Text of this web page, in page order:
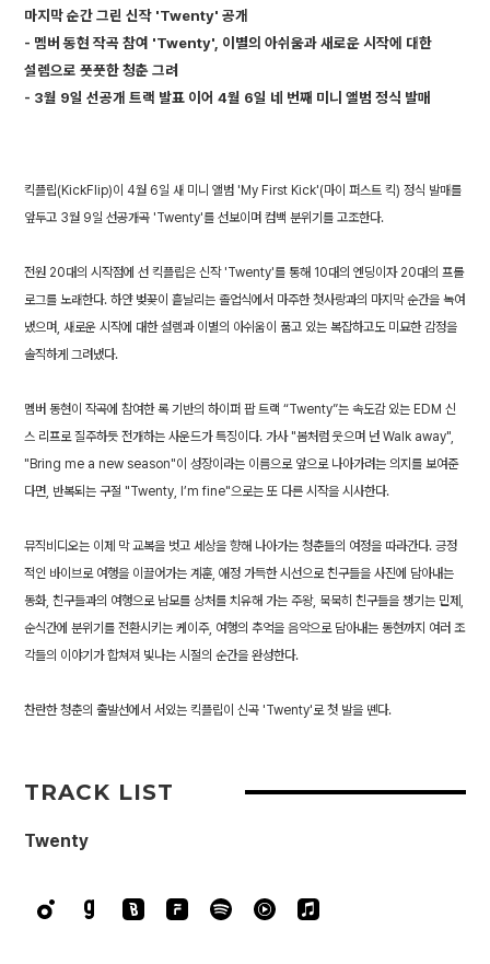
마지막 순간 그린 신작 'Twenty' 공개
- 멤버 동현 작곡 참여 'Twenty', 이별의 아쉬움과 새로운 시작에 대한
설렘으로 풋풋한 청춘 그려
- 3월 9일 선공개 트랙 발표 이어 4월 6일 네 번째 미니 앨범 정식 발매
킥플립(KickFlip)이 4월 6일 새 미니 앨범 'My First Kick'(마이 퍼스트 킥) 정식 발매를
앞두고 3월 9일 선공개곡 'Twenty'를 선보이며 컴백 분위기를 고조한다.
전원 20대의 시작점에 선 킥플립은 신작 'Twenty'를 통해 10대의 엔딩이자 20대의 프롤
로그를 노래한다. 하얀 벚꽃이 흩날리는 졸업식에서 마주한 첫사랑과의 마지막 순간을 녹여
냈으며, 새로운 시작에 대한 설렘과 이별의 아쉬움이 품고 있는 복잡하고도 미묘한 감정을
솔직하게 그려냈다.
멤버 동현이 작곡에 참여한 록 기반의 하이퍼 팝 트랙 “Twenty”는 속도감 있는 EDM 신
스 리프로 질주하듯 전개하는 사운드가 특징이다. 가사 "봄처럼 웃으며 넌 Walk away",
"Bring me a new season"이 성장이라는 이름으로 앞으로 나아가려는 의지를 보여준
다면, 반복되는 구절 "Twenty, I’m fine"으로는 또 다른 시작을 시사한다.
뮤직비디오는 이제 막 교복을 벗고 세상을 향해 나아가는 청춘들의 여정을 따라간다. 긍정
적인 바이브로 여행을 이끌어가는 계훈, 애정 가득한 시선으로 친구들을 사진에 담아내는
동화, 친구들과의 여행으로 남모를 상처를 치유해 가는 주왕, 묵묵히 친구들을 챙기는 민제,
순식간에 분위기를 전환시키는 케이주, 여행의 추억을 음악으로 담아내는 동현까지 여러 조
각들의 이야기가 합쳐져 빛나는 시절의 순간을 완성한다.
찬란한 청춘의 출발선에서 서있는 킥플립이 신곡 'Twenty'로 첫 발을 뗀다.
TRACK LIST
Twenty